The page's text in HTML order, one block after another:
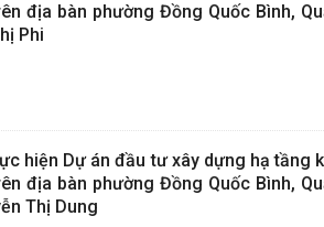
địa bàn phường Đồng Quốc Bình,
Phi
hiện Dự án đầu tư xây dựng hạ tầng
địa bàn phường Đồng Quốc Bình,
Thị Dung